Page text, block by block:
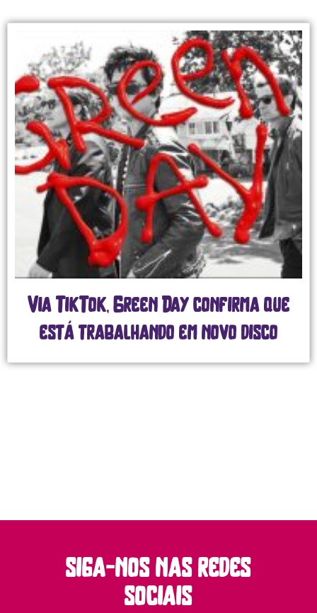
Via TikTok, Green Day confirma que
está trabalhando em novo disco
siga-nos nas redes
sociais